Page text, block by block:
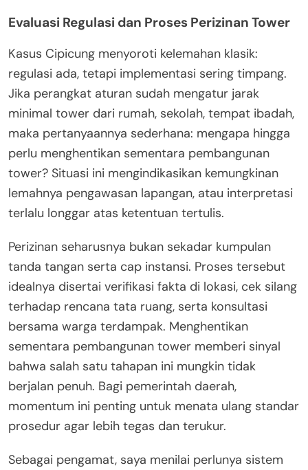
Evaluasi Regulasi dan Proses Perizinan Tower
Kasus Cipicung menyoroti kelemahan klasik:
regulasi ada, tetapi implementasi sering timpang.
Jika perangkat aturan sudah mengatur jarak
minimal tower dari rumah, sekolah, tempat ibadah,
maka pertanyaannya sederhana: mengapa hingga
perlu menghentikan sementara pembangunan
tower? Situasi ini mengindikasikan kemungkinan
lemahnya pengawasan lapangan, atau interpretasi
terlalu longgar atas ketentuan tertulis.
Perizinan seharusnya bukan sekadar kumpulan
tanda tangan serta cap instansi. Proses tersebut
idealnya disertai verifikasi fakta di lokasi, cek silang
terhadap rencana tata ruang, serta konsultasi
bersama warga terdampak. Menghentikan
sementara pembangunan tower memberi sinyal
bahwa salah satu tahapan ini mungkin tidak
berjalan penuh. Bagi pemerintah daerah,
momentum ini penting untuk menata ulang standar
prosedur agar lebih tegas dan terukur.
Sebagai pengamat, saya menilai perlunya sistem